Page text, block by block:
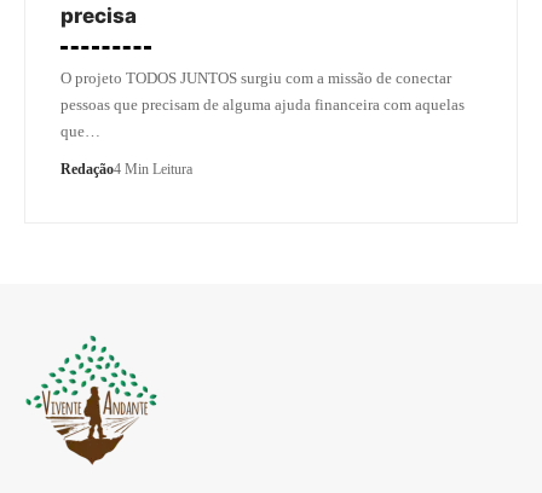
precisa
O projeto TODOS JUNTOS surgiu com a missão de conectar
pessoas que precisam de alguma ajuda financeira com aquelas
que…
Redação4 Min Leitura